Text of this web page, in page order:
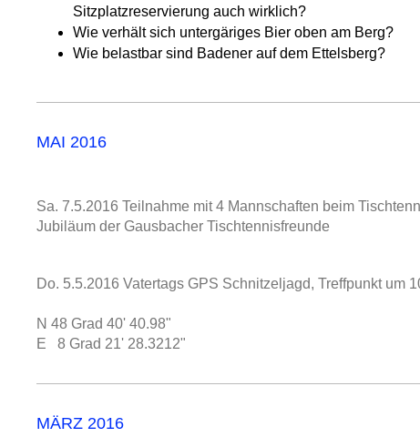
Sitzplatzreservierung auch wirklich?
Wie verhält sich untergäriges Bier oben am Berg?
Wie belastbar sind Badener auf dem Ettelsberg?
MAI 2016
Sa. 7.5.2016 Teilnahme mit 4 Mannschaften beim
Jubiläum der Gausbacher Tischtennisfreunde
Do. 5.5.2016 Vatertags GPS Schnitzeljagd, Treffpunkt um
N 48 Grad 40' 40.98"
E 8 Grad 21' 28.3212"
MÄRZ 2016